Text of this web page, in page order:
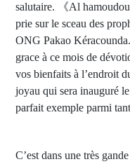
salutaire. 《Al
prie sur le sceau des
ONG Pakao
grace à ce mois de
vos bienfaits à l’endroit
joyau qui sera inauguré
parfait exemple parmi
C’est dans une très